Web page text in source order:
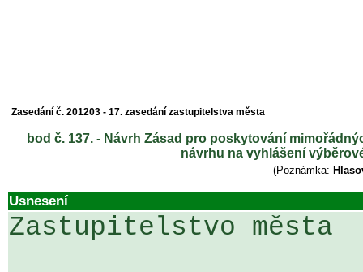
Zasedání č. 201203 - 17. zasedání zastupitelstva města
bod č. 137. - Návrh Zásad pro poskytování
návrhu na vyhlášení
(Poznámka:
Usnesení
Zastupitelstvo města